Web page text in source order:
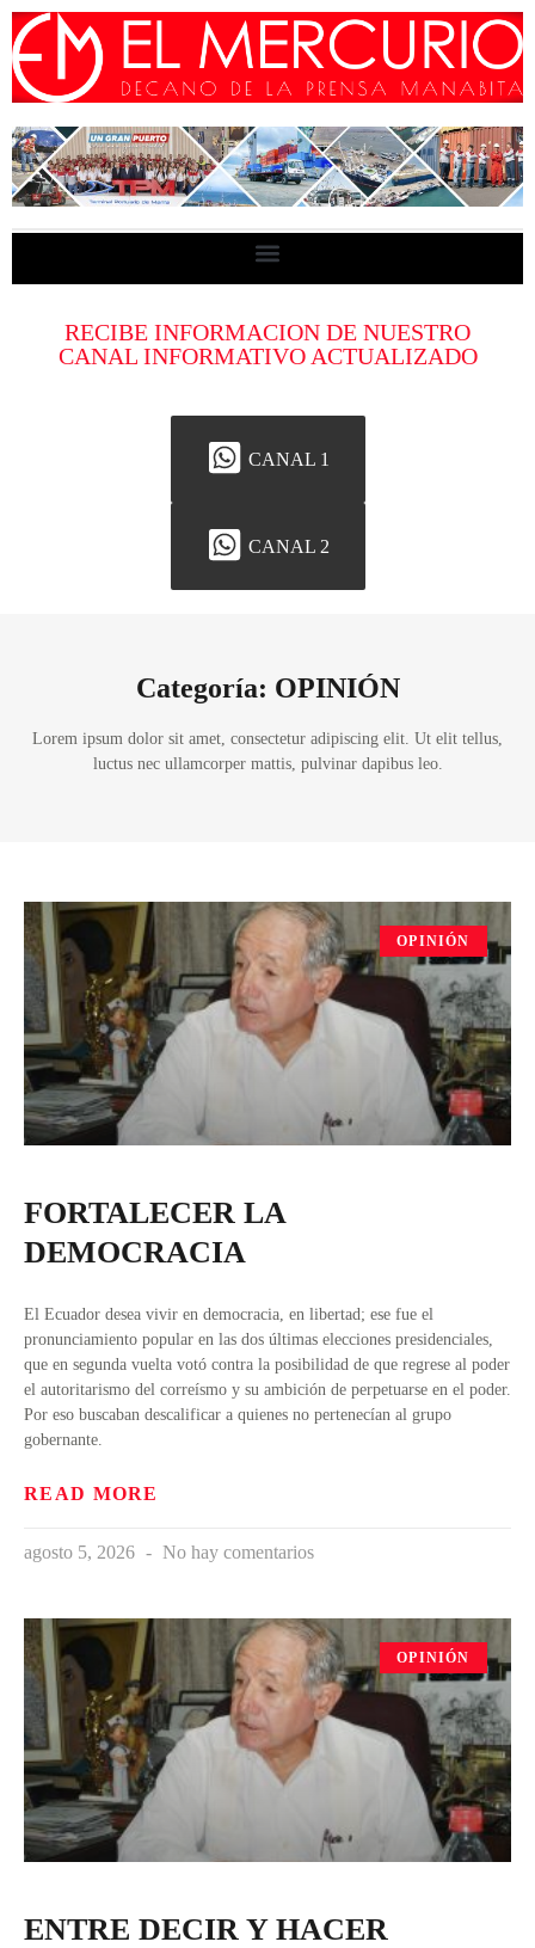
RECIBE INFORMACION DE NUESTRO
CANAL INFORMATIVO ACTUALIZADO
CANAL 1
CANAL 2
Categoría: OPINIÓN
Lorem ipsum dolor sit amet, consectetur adipiscing elit. Ut elit tellus,
luctus nec ullamcorper mattis, pulvinar dapibus leo.
OPINIÓN
FORTALECER LA
DEMOCRACIA
El Ecuador desea vivir en democracia, en libertad; ese fue el
pronunciamiento popular en las dos últimas elecciones presidenciales,
que en segunda vuelta votó contra la posibilidad de que regrese al poder
el autoritarismo del correísmo y su ambición de perpetuarse en el poder.
Por eso buscaban descalificar a quienes no pertenecían al grupo
gobernante.
READ MORE
agosto 5, 2026 No hay comentarios
OPINIÓN
ENTRE DECIR Y HACER